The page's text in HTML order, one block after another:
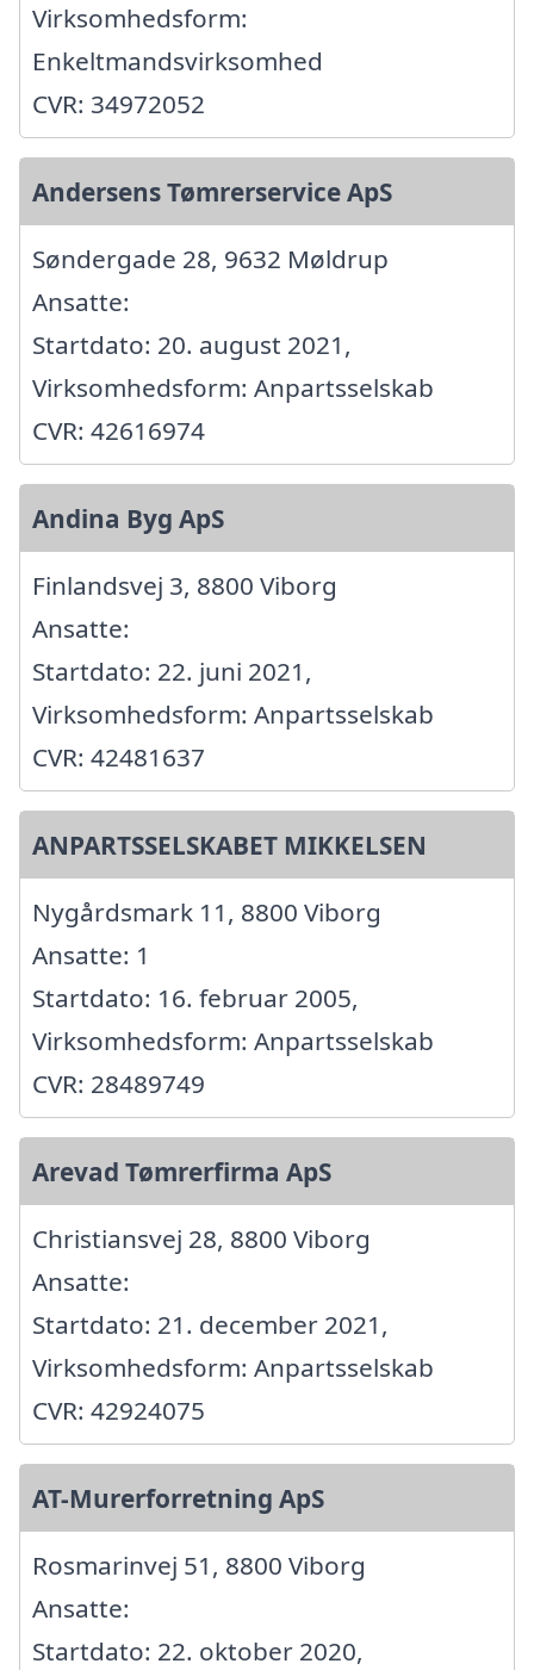
Virksomhedsform:
Enkeltmandsvirksomhed
CVR: 34972052
Andersens Tømrerservice ApS
Søndergade 28, 9632 Møldrup
Ansatte:
Startdato: 20. august 2021,
Virksomhedsform: Anpartsselskab
CVR: 42616974
Andina Byg ApS
Finlandsvej 3, 8800 Viborg
Ansatte:
Startdato: 22. juni 2021,
Virksomhedsform: Anpartsselskab
CVR: 42481637
ANPARTSSELSKABET MIKKELSEN
Nygårdsmark 11, 8800 Viborg
Ansatte: 1
Startdato: 16. februar 2005,
Virksomhedsform: Anpartsselskab
CVR: 28489749
Arevad Tømrerfirma ApS
Christiansvej 28, 8800 Viborg
Ansatte:
Startdato: 21. december 2021,
Virksomhedsform: Anpartsselskab
CVR: 42924075
AT-Murerforretning ApS
Rosmarinvej 51, 8800 Viborg
Ansatte:
Startdato: 22. oktober 2020,